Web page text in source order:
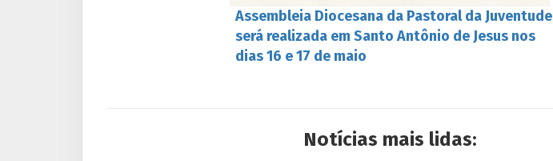
Assembleia Diocesana da Pastoral da Juventude
será realizada em Santo Antônio de Jesus nos
dias 16 e 17 de maio
Notícias mais lidas: